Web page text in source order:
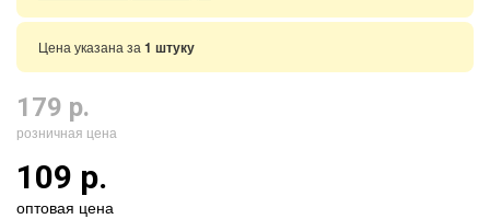
Цена указана за 1 штуку
179 р.
розничная цена
109 р.
оптовая цена